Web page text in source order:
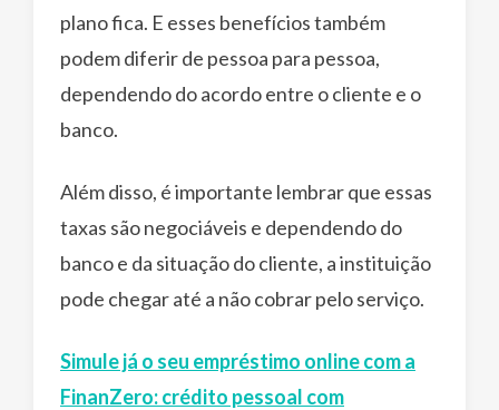
plano fica. E esses benefícios também
podem diferir de pessoa para pessoa,
dependendo do acordo entre o cliente e o
banco.
Além disso, é importante lembrar que essas
taxas são negociáveis e dependendo do
banco e da situação do cliente, a instituição
pode chegar até a não cobrar pelo serviço.
Simule já o seu empréstimo online com a
FinanZero: crédito pessoal com